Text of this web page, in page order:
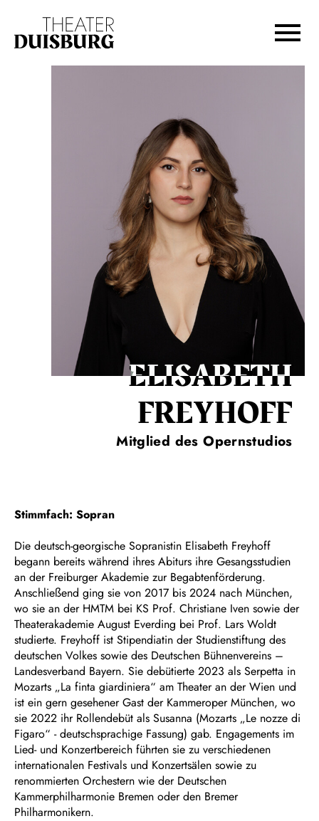
Zur Hauptnavigation springen
Zum Footer springen
ELISABETH
FREYHOFF
Mitglied des Opernstudios
Stimmfach: Sopran
Die deutsch-georgische Sopranistin Elisabeth Freyhoff
begann bereits während ihres Abiturs ihre Gesangsstudien
an der Freiburger Akademie zur Begabtenförderung.
Anschließend ging sie von 2017 bis 2024 nach München,
wo sie an der HMTM bei KS Prof. Christiane Iven sowie der
Theaterakademie August Everding bei Prof. Lars Woldt
studierte. Freyhoff ist Stipendiatin der Studienstiftung des
deutschen Volkes sowie des Deutschen Bühnenvereins –
Landesverband Bayern. Sie debütierte 2023 als Serpetta in
Mozarts „La finta giardiniera“ am Theater an der Wien und
ist ein gern gesehener Gast der Kammeroper München, wo
sie 2022 ihr Rollendebüt als Susanna (Mozarts „Le nozze di
Figaro“ - deutschsprachige Fassung) gab. Engagements im
Lied- und Konzertbereich führten sie zu verschiedenen
internationalen Festivals und Konzertsälen sowie zu
renommierten Orchestern wie der Deutschen
Kammerphilharmonie Bremen oder den Bremer
Philharmonikern.